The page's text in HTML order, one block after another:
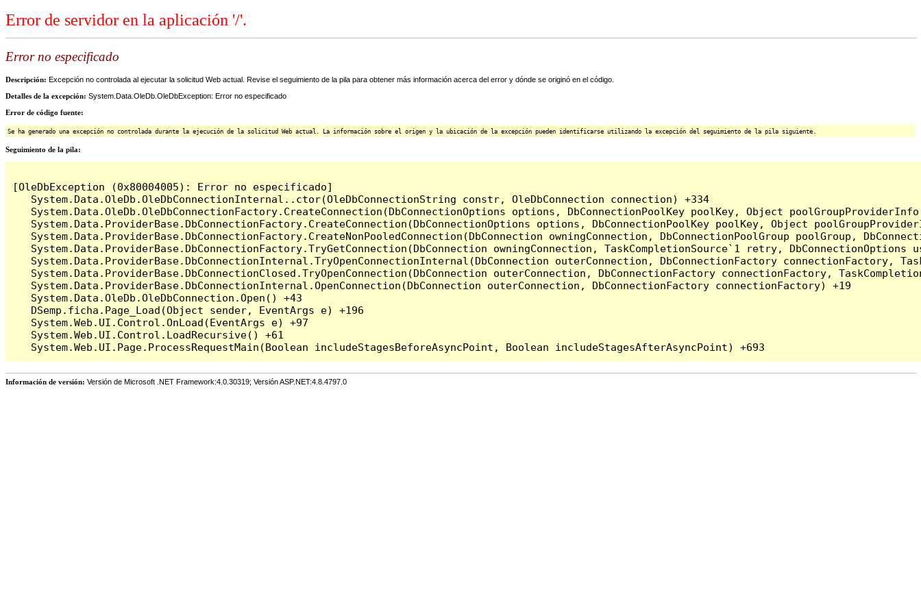
Error de servidor en la aplicación '/'.
Error no especificado
Descripción: Excepción no controlada al ejecutar la solicitud Web actual. Revise el seguimiento de la pila para obtener más información acerca del error y dónde se originó en el código.
Detalles de la excepción: System.Data.OleDb.OleDbException: Error no especificado
Error de código fuente:
Se ha generado una excepción no controlada durante la ejecución de la solicitud Web actual. La información sobre el origen y la ubicación de la excepción pueden identificarse utilizando la excepción del seguimiento de la pila siguiente.
Seguimiento de la pila:
[OleDbException (0x80004005): Error no especificado]
   System.Data.OleDb.OleDbConnectionInternal..ctor(OleDbConnectionString constr, OleDbConnection connection) +334
System.Data.OleDb.OleDbConnectionFactory.CreateConnection(DbConnectionOptions options, DbConnectionPoolKey poolKey, Object
System.Data.ProviderBase.DbConnectionFactory.CreateConnection(DbConnectionOptions options, DbConnectionPoolKey poolKey, Object
System.Data.ProviderBase.DbConnectionFactory.CreateNonPooledConnection(DbConnection owningConnection, DbConnectionPoolGroup poolGroup,
System.Data.ProviderBase.DbConnectionFactory.TryGetConnection(DbConnection owningConnection, TaskCompletionSource`1 retry,
System.Data.ProviderBase.DbConnectionInternal.TryOpenConnectionInternal(DbConnection outerConnection, DbConnectionFactory connectionFactory,
System.Data.ProviderBase.DbConnectionClosed.TryOpenConnection(DbConnection outerConnection, DbConnectionFactory connectionFactory,
   System.Data.ProviderBase.DbConnectionInternal.OpenConnection(DbConnection outerConnection, DbConnectionFactory connectionFactory) +19
   System.Data.OleDb.OleDbConnection.Open() +43
   DSemp.ficha.Page_Load(Object sender, EventArgs e) +196
   System.Web.UI.Control.OnLoad(EventArgs e) +97
   System.Web.UI.Control.LoadRecursive() +61
Información de versión: Versión de Microsoft .NET Framework:4.0.30319; Versión ASP.NET:4.8.4797.0